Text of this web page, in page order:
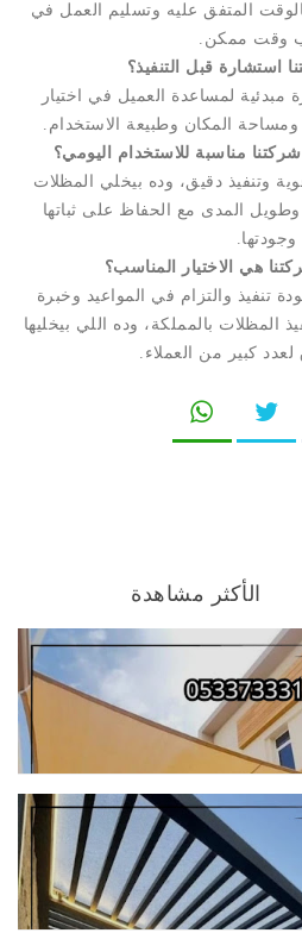
المتفق عليه وتسليم العمل في
وقت ممكن.
استشارة قبل التنفيذ؟
مبدئية لمساعدة العميل في اختيار
المكان وطبيعة الاستخدام.
مناسبة للاستخدام اليومي؟
وتنفيذ دقيق، وده بيخلي المظلات
المدى مع الحفاظ على ثباتها
وجودتها.
هي الاختيار المناسب؟
تنفيذ والتزام في المواعيد وخبرة
بالمملكة، وده اللي بيخليها
لعدد كبير من العملاء.
الأكثر مشاهدة
تركيب مظلات وسواتر
المظلات والسواتر بجده